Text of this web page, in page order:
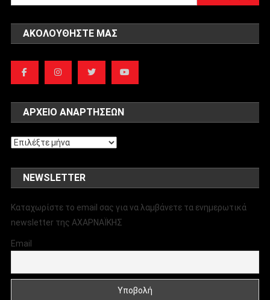
για:
ΑΚΟΛΟΥΘΉΣΤΕ ΜΑΣ
ΑΡΧΕΊΟ ΑΝΑΡΤΉΣΕΩΝ
Αρχείο
NEWSLETTER
Καταχωρίστε το email σας για να λαμβάνετε τα ενημερωτικά
newsletter της ΑΧΑΡΝΑΪΚΗΣ
Email